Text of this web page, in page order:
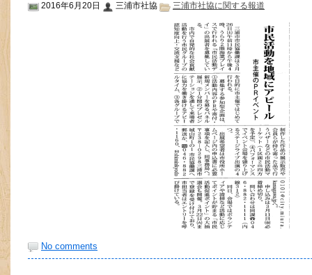
2016年6月20日 三浦市社協 三浦市社協に関する報道
No comments